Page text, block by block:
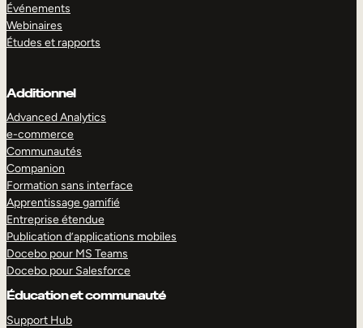
Événements
Webinaires
Études et rapports
Additionnel
Advanced Analytics
e-commerce
Communautés
Companion
Formation sans interface
Apprentissage gamifié
Entreprise étendue
Publication d’applications mobiles
Docebo pour MS Teams
Docebo pour Salesforce
Éducation et communauté
Support Hub